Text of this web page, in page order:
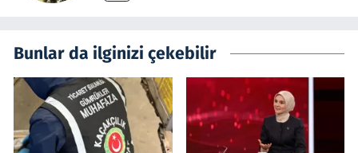
Bunlar da ilginizi çekebilir